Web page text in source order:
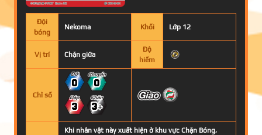
Đội
bóng
Nekoma Khối Lớp 12
Vị trí Chặn giữa
Độ
hiếm
Chỉ số
0 0
3 3+
Khi nhân vật này xuất hiện ở khu vực Chặn Bóng,